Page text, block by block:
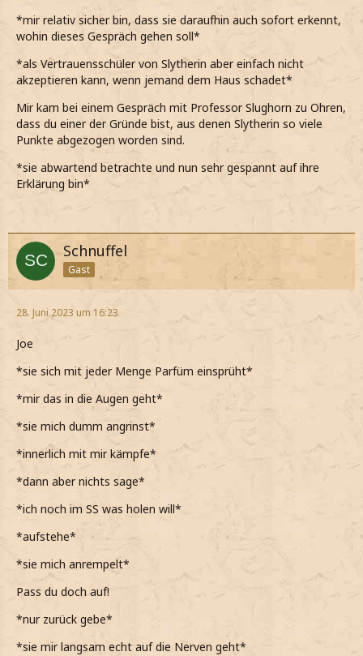
*mir relativ sicher bin, dass sie daraufhin auch sofort erkennt,
wohin dieses Gespräch gehen soll*
*als Vertrauensschüler von Slytherin aber einfach nicht
akzeptieren kann, wenn jemand dem Haus schadet*
Mir kam bei einem Gespräch mit Professor Slughorn zu Ohren,
dass du einer der Gründe bist, aus denen Slytherin so viele
Punkte abgezogen worden sind.
*sie abwartend betrachte und nun sehr gespannt auf ihre
Erklärung bin*
Schnuffel
Gast
28. Juni 2023 um 16:23
Joe
*sie sich mit jeder Menge Parfüm einsprüht*
*mir das in die Augen geht*
*sie mich dumm angrinst*
*innerlich mit mir kämpfe*
*dann aber nichts sage*
*ich noch im SS was holen will*
*aufstehe*
*sie mich anrempelt*
Pass du doch auf!
*nur zurück gebe*
*sie mir langsam echt auf die Nerven geht*